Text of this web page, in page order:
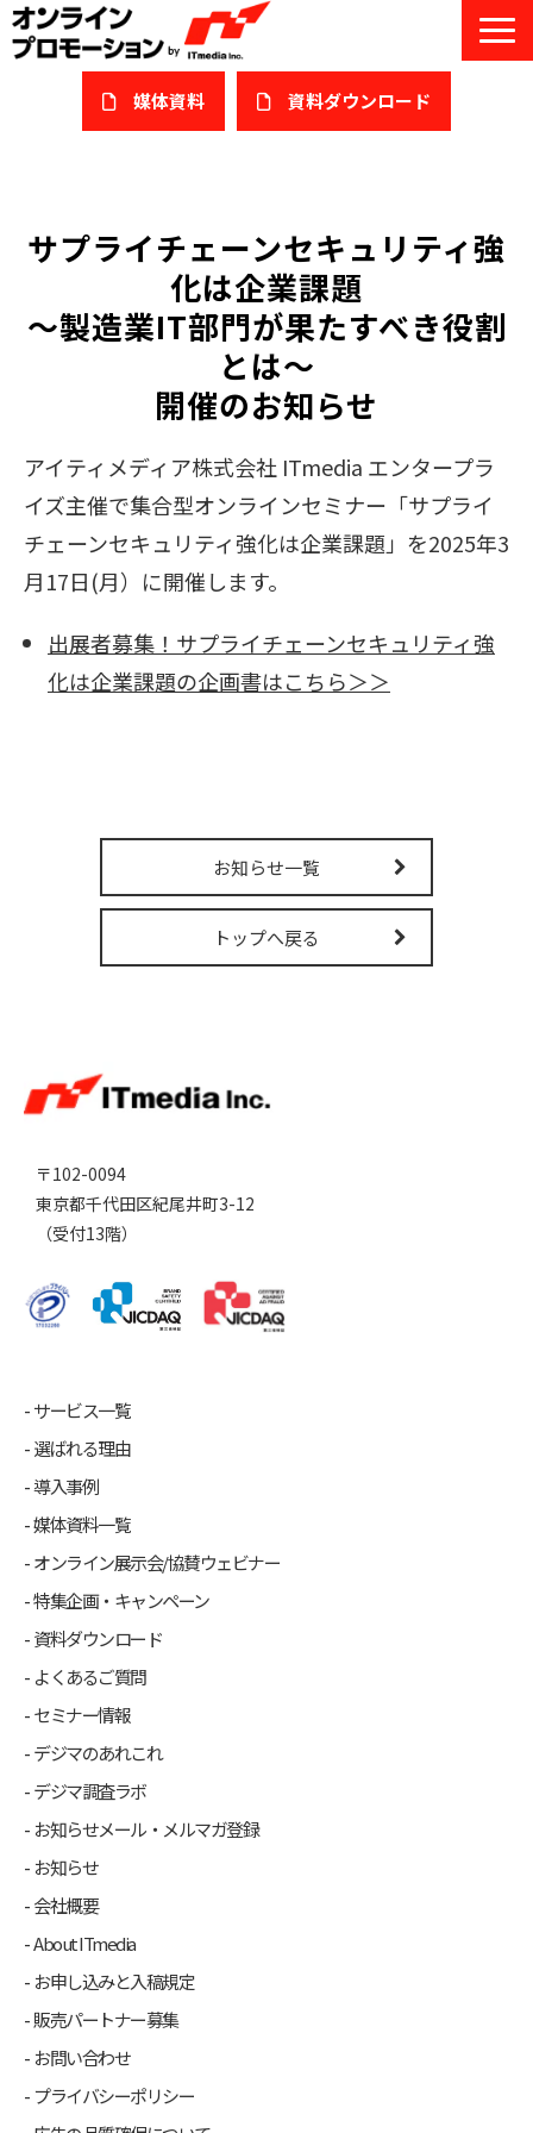
媒体資料 ​資料ダウンロード
私たちについて
サービスガイド/お役立ち資料
課題/ターゲット別で探す
オンライン展示会/協賛ウェビナー
セミナー情報/ブログ
販売パートナー募集
サプライチェーンセキュリティ強
化は企業課題
～製造業IT部門が果たすべき役割
とは～
開催のお知らせ
アイティメディア株式会社 ITmedia エンタープラ
イズ主催で集合型オンラインセミナー「サプライ
チェーンセキュリティ強化は企業課題」を2025年3
月17日(月）に開催します。
出展者募集！サプライチェーンセキュリティ強
化は企業課題の企画書はこちら＞＞
お知らせ一覧
トップへ戻る
〒102-0094
東京都千代田区紀尾井町3-12
（受付13階）
サービス一覧
選ばれる理由
導入事例
媒体資料一覧
オンライン展示会/協賛ウェビナー
特集企画・キャンペーン
資料ダウンロード
よくあるご質問
セミナー情報
デジマのあれこれ
デジマ調査ラボ
お知らせメール・メルマガ登録
お知らせ
会社概要
About ITmedia
お申し込みと入稿規定
販売パートナー募集
お問い合わせ
プライバシーポリシー